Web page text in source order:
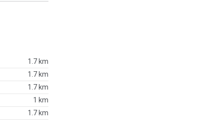
1.7 km
1.7 km
1.7 km
1 km
1.7 km